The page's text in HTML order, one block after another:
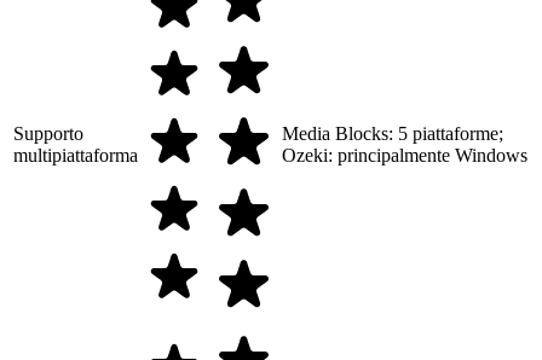
Supporto
multipiattaforma
Media Blocks: 5 piattaforme;
Ozeki: principalmente Windows